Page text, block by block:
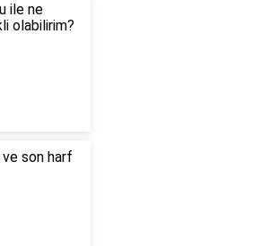
ile ne
olabilirim?
son harf